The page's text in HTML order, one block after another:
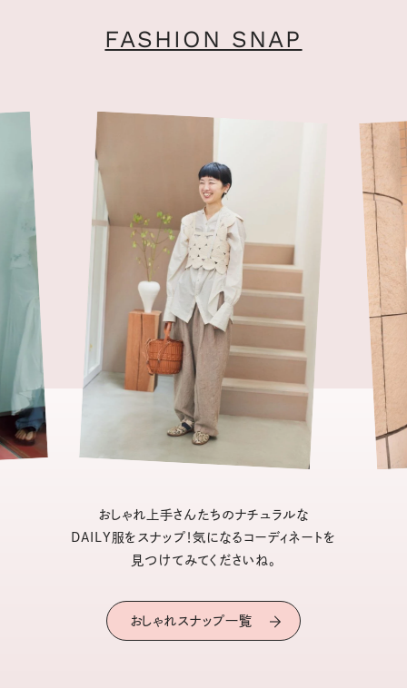
FASHION SNAP
おしゃれ上手さんたちのナチュラルな
DAILY服をスナップ！気になるコーディネートを
見つけてみてくださいね。
おしゃれスナップ一覧